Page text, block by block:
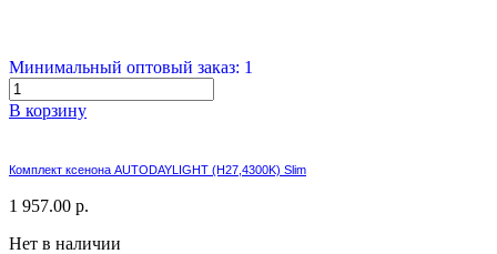
Минимальный оптовый заказ: 1
В корзину
Комплект ксенона AUTODAYLIGHT (H27,4300K) Slim
1 957.00 р.
Нет в наличии